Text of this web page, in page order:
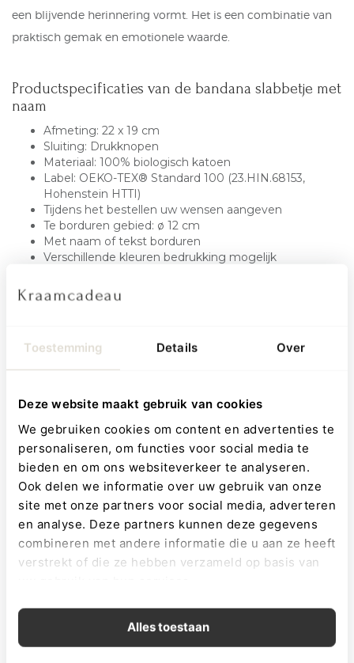
Toestemming Details Over
Deze website maakt gebruik van cookies
We gebruiken cookies om content en advertenties te
personaliseren, om functies voor social media te
bieden en om ons websiteverkeer te analyseren.
Ook delen we informatie over uw gebruik van onze
site met onze partners voor social media, adverteren
en analyse. Deze partners kunnen deze gegevens
combineren met andere informatie die u aan ze heeft
verstrekt of die ze hebben verzameld op basis van
Alles toestaan
een blijvende herinnering vormt. Het is een combinatie van
praktisch gemak en emotionele waarde.
Productspecificaties van de bandana slabbetje met
naam
Afmeting: 22 x 19 cm
Sluiting: Drukknopen
Materiaal: 100% biologisch katoen
Label: OEKO-TEX® Standard 100 (23.HIN.68153,
Hohenstein HTTI)
Tijdens het bestellen uw wensen aangeven
Te borduren gebied: ø 12 cm
Met naam of tekst borduren
Verschillende kleuren bedrukking mogelijk
Waarom dit het perfecte kraamcadeau is
gebruiken. De eerste periode draait om verzorging, ritme en
kleine momenten van rust. Slabbetjes spelen daarin een
comfort tijdens voeding en andere momenten. Wat dit
kraamcadeau zo sterk maakt, is de combinatie van
functionaliteit en uitstraling. Waar standaard slabbetjes vaak
puur praktisch zijn, bieden deze bandana slabbetjes een
stijlvolle oplossing. Ze zien eruit als een accessoire en maken
elke outfit compleet. Daarnaast is dit cadeau direct
bruikbaar. Het hoeft niet te wachten tot een later moment,
maar kan meteen ingezet worden.
Dat maakt het een waardevolle keuze voor iedereen die een
praktisch én origineel kraamcadeau zoekt. Ook qua